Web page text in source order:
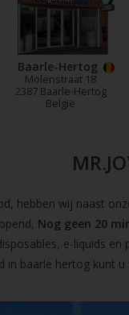
Baarle-Hertog
Molenstraat 18
2387 Baarle-Hertog
België
hebben wij naast
Nog geen 20
e-liquids en
in baarle hertog kunt u